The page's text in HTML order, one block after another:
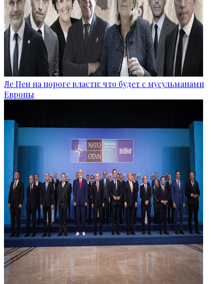
Ле Пен на пороге власти: что будет с мусульманами
Европы